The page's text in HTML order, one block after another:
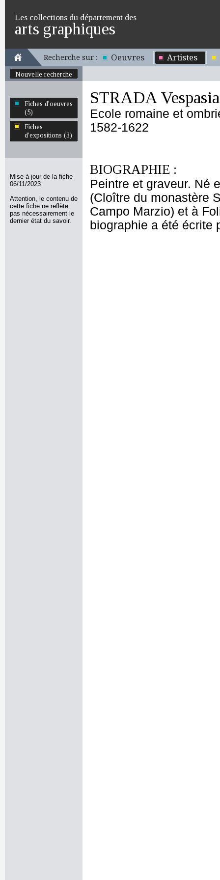
Les collections du département des
arts graphiques
Recherche sur : Oeuvres Artistes
Nouvelle recherche
Fiches d'oeuvres
(5)
Fiches
d'expositions (3)
Mise à jour de la fiche
06/11/2023
Attention, le contenu de
cette fiche ne reflète
pas nécessairement le
dernier état du savoir.
STRADA
Ecole romaine et
1582-1622
BIOGRAPHIE :
Peintre et graveur. Né
(Cloître du monastère
Campo Marzio) et à
biographie a été écrite